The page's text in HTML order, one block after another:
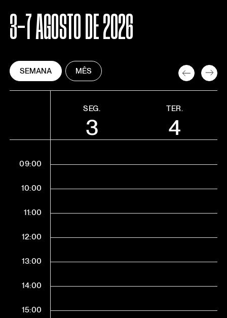
3-7 AGOSTO DE 2026
SEMANA MÊS
SEG.
3
TER.
4
09:00
10:00
11:00
12:00
13:00
14:00
15:00